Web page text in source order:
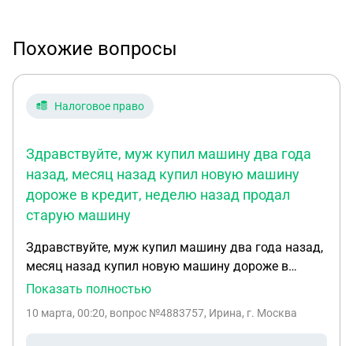
Похожие вопросы
Налоговое право
Здравствуйте, муж купил машину два года
назад, месяц назад купил новую машину
дороже в кредит, неделю назад продал
старую машину
Здравствуйте, муж купил машину два года назад,
месяц назад купил новую машину дороже в
кредит, неделю назад продал старую машину.
машины, если хотим подать заявление на
Показать полностью
10 марта, 00:20, вопрос №4883757, Ирина, г. Москва